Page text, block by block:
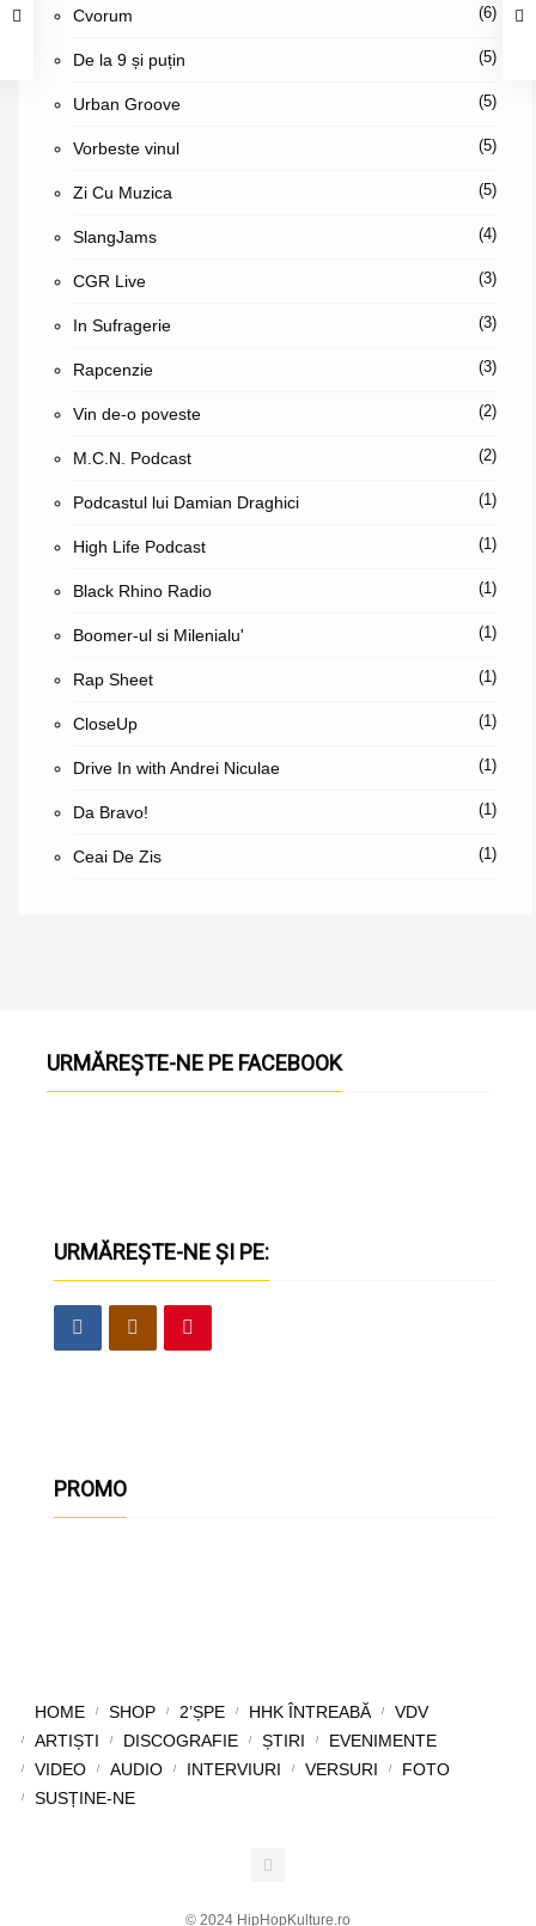
Cvorum (6)
De la 9 și puțin (5)
Urban Groove (5)
Vorbeste vinul (5)
Zi Cu Muzica (5)
SlangJams (4)
CGR Live (3)
In Sufragerie (3)
Rapcenzie (3)
Vin de-o poveste (2)
M.C.N. Podcast (2)
Podcastul lui Damian Draghici (1)
High Life Podcast (1)
Black Rhino Radio (1)
Boomer-ul si Milenialu' (1)
Rap Sheet (1)
CloseUp (1)
Drive In with Andrei Niculae (1)
Da Bravo! (1)
Ceai De Zis (1)
URMĂREȘTE-NE PE FACEBOOK
URMĂREȘTE-NE ȘI PE:
PROMO
© 2024 HipHopKulture.ro
HOME SHOP 2’ȘPE HHK ÎNTREABĂ
VDV
ARTIȘTI
DISCOGRAFIE ȘTIRI
EVENIMENTE
VIDEO
AUDIO INTERVIURI VERSURI
FOTO
SUSȚINE-NE